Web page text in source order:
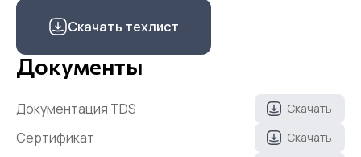
Скачать техлист
Документы
Документация TDS Скачать
Сертификат Скачать